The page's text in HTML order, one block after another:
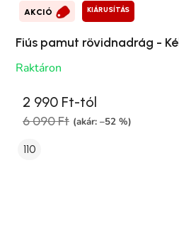
AKCIÓ KIÁRUSÍTÁS
Fiús pamut rövidnadrág -
Raktáron
2 990 Ft-tól
6 090 Ft (akár: –52 %)
110